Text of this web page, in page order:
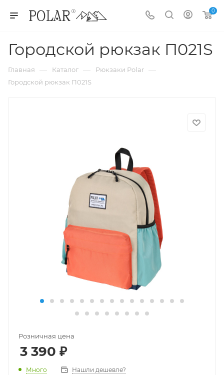
0
Городской рюкзак П021S
Главная — Каталог — Рюкзаки Polar —
Городской рюкзак П021S
Розничная цена
3 390 ₽
Много Нашли дешевле?